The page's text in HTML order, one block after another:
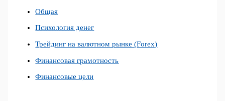
Общая
Психология денег
Трейдинг на валютном рынке (Forex)
Финансовая грамотность
Финансовые цели